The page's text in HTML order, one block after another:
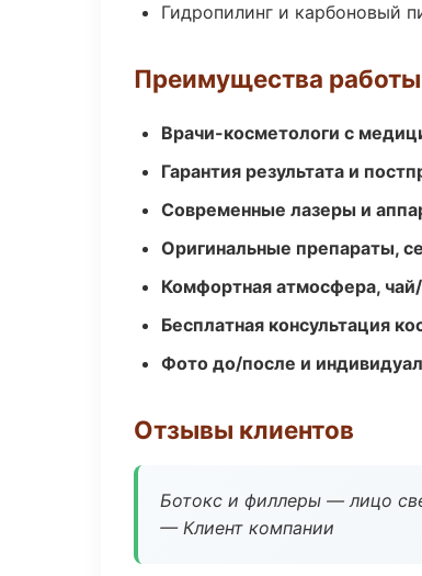
Гидропилинг и карбоновый
Преимущества
Врачи-косметологи с
Гарантия результата и
Современные лазеры и
Оригинальные препараты,
Комфортная атмосфера,
Бесплатная консультация
Фото до/после и
Отзывы клиентов
Ботокс и филлеры — лицо
— Клиент компании